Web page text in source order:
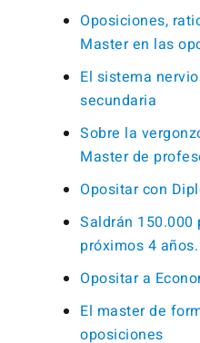
Oposiciones,
Master en las
El sistema
secundaria
Sobre la
Master de
Opositar con
Saldrán
próximos 4 años.
Opositar a
El master de
oposiciones